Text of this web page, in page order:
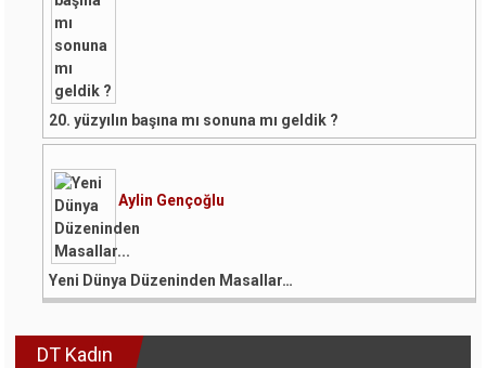
20. yüzyılın başına mı sonuna mı geldik ?
Aylin Gençoğlu
Yeni Dünya Düzeninden Masallar…
DT Kadın